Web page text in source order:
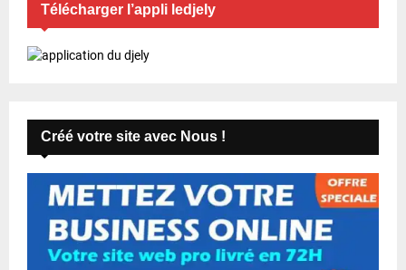
Télécharger l’appli ledjely
Créé votre site avec Nous !